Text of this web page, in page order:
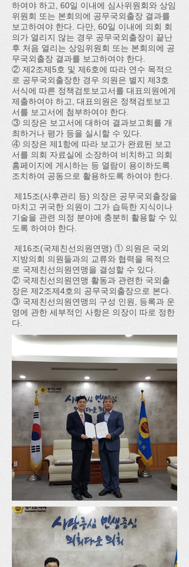
하여야 하고, 60일 이내에 심사위원회와 상임
위원회 또는 본회의에 공무국외출장 결과를
보고하여야 한다. 다만, 60일 이내에 의회 회
의가 열리지 않는 경우 공무국외출장이 끝난
후 처음 열리는 상임위원회 또는 본회의에 공
무국외출장 결과를 보고하여야 한다.
② 제2조제5호 및 제6호에 따라 연수 목적으
로 공무국외출장한 경우 의원은 별지 제3호
서식에 따른 정책검토보고서를 대표의원에게
제출하여야 하고, 대표의원은 정책검토보고
서를 보고서에 첨부하여야 한다.
③ 의장은 보고서에 대하여 결과보고회를 개
최하거나 평가 등을 실시할 수 있다.
④ 의장은 제1항에 따라 보고가 완료된 보고
서를 의회 자료실에 소장하여 비치하고 의회
홈페이지에 게시하는 등 열람이 용이하도록
조치하여 공동으로 활용하도록 하여야 한다.
제15조(사후관리 등) 의장은 공무국외출장을
마치고 귀국한 의원이 그가 습득한 지식이나
기술을 관련 의정 분야에 충분히 활용할 수 있
도록 하여야 한다.
제16조(국제친선의원연맹) ① 의원은 국외
지방의회 의원들과의 교류와 협력을 목적으
로 국제친선의원연맹을 결성할 수 있다.
② 국제친선의원연맹 활동과 관련한 국외출
장은 제2조제4호의 공무국외출장으로 본다.
③ 국제친선의원연맹의 구성 인원, 등록과 운
영에 관한 세부적인 사항은 의장이 따로 정한
다.